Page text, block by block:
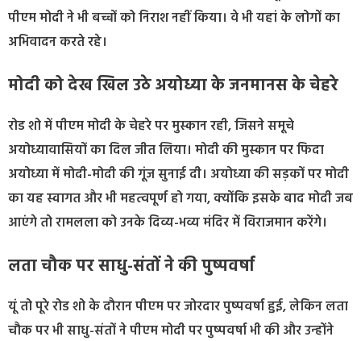
पीएम मोदी ने भी बच्चों को निराश नहीं किया। वे भी यहां के लोगों का
अभिवादन करते रहे।
मोदी को देख खिल उठे अयोध्या के जनमानस के चेहरे
रोड शो में पीएम मोदी के चेहरे पर मुस्कान रही, जिसने समूचे
अयोध्यावासियों का दिल जीत लिया। मोदी की मुस्कान पर फिदा
अयोध्या में मोदी-मोदी की गूंज सुनाई दी। अयोध्या की सड़कों पर मोदी
का यह स्वागत और भी महत्वपूर्ण हो गया, क्योंकि इसके बाद मोदी जब
आएंगे तो रामलला को उनके दिव्य-भव्य मंदिर में विराजमान करेंगे।
लता चौक पर साधु-संतों ने की पुष्पवर्षा
यूं तो पूरे रोड शो के दौरान पीएम पर जोरदार पुष्पवर्षा हुई, लेकिन लता
चौक पर भी साधु-संतों ने पीएम मोदी पर पुष्पवर्षा भी की और उन्होंने